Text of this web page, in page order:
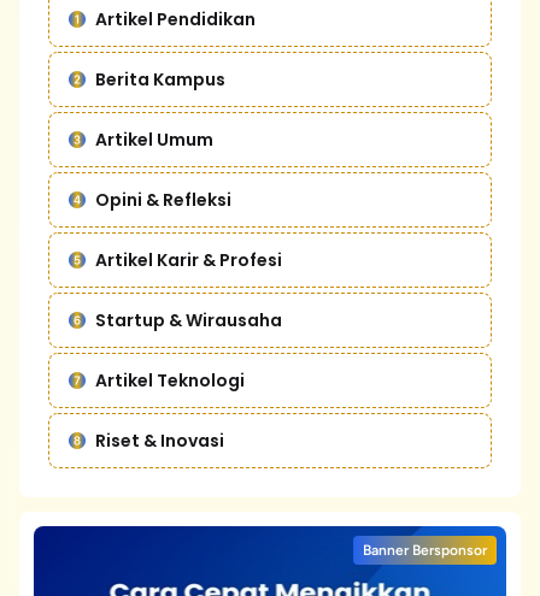
Artikel Pendidikan
Berita Kampus
Artikel Umum
Opini & Refleksi
Artikel Karir & Profesi
Startup & Wirausaha
Artikel Teknologi
Riset & Inovasi
Banner Bersponsor